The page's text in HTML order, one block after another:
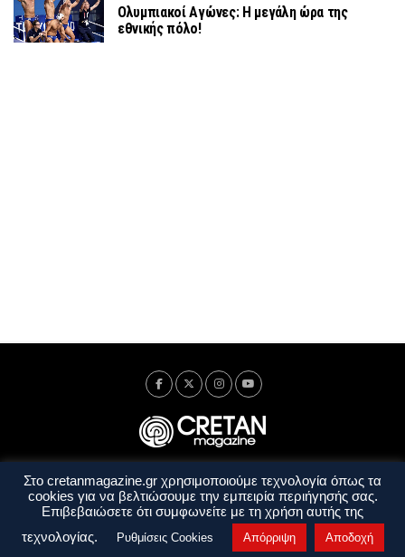
Ολυμπιακοί Αγώνες: Η μεγάλη ώρα της
εθνικής πόλο!
Ταυτότητα Πολιτική Απορρήτου
Όροι Χρήσης
Όροι και Προϋποθέσεις
Στο cretanmagazine.gr χρησιμοποιούμε τεχνολογία όπως τα
cookies για να βελτιώσουμε την εμπειρία περιήγησής σας.
Επιβεβαιώσετε ότι συμφωνείτε με τη χρήση αυτής της
τεχνολογίας.
Ρυθμίσεις Cookies Απόρριψη Αποδοχή